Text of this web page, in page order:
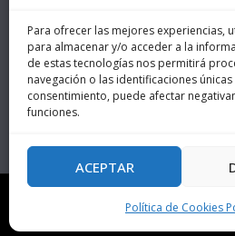
Para ofrecer las mejores experiencias,
para almacenar y/o acceder a la
de estas tecnologías nos permitirá
navegación o las identificaciones
consentimiento, puede afectar
funciones.
ACEPTAR
Política de Cookies
© 2019 BEDU Asesores